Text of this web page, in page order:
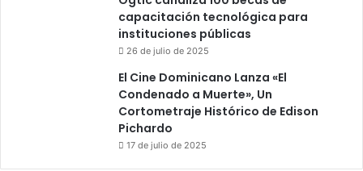
capacitación tecnológica para
instituciones públicas
26 de julio de 2025
El Cine Dominicano Lanza «El
Condenado a Muerte», Un
Cortometraje Histórico de Edison
Pichardo
17 de julio de 2025